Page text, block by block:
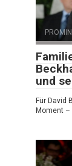
und
Für David
Moment –